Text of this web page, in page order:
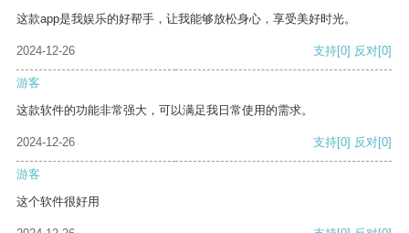
这款app是我娱乐的好帮手，让我能够放松身心，享受美好时光。
2024-12-26 支持[0] 反对[0]
游客
这款软件的功能非常强大，可以满足我日常使用的需求。
2024-12-26 支持[0] 反对[0]
游客
这个软件很好用